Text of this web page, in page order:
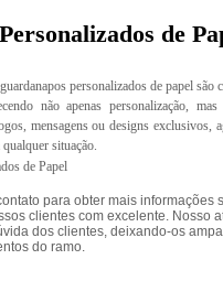
de
personalizados de papel são
não apenas personalização,
mensagens ou designs exclusivos,
situação.
para obter mais informações
clientes com excelente. Nosso
dos clientes, deixando-os
do ramo.